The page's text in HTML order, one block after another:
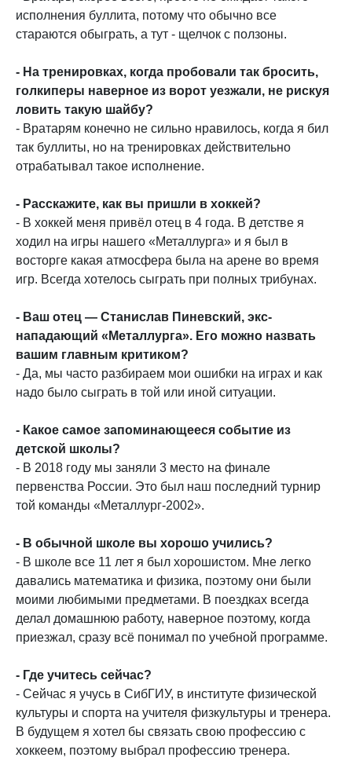
исполнения буллита, потому что обычно все
стараются обыграть, а тут - щелчок с ползоны.
- На тренировках, когда пробовали так бросить,
голкиперы наверное из ворот уезжали, не рискуя
ловить такую шайбу?
- Вратарям конечно не сильно нравилось, когда я бил
так буллиты, но на тренировках действительно
отрабатывал такое исполнение.
- Расскажите, как вы пришли в хоккей?
- В хоккей меня привёл отец в 4 года. В детстве я
ходил на игры нашего «Металлурга» и я был в
восторге какая атмосфера была на арене во время
игр. Всегда хотелось сыграть при полных трибунах.
- Ваш отец — Станислав Пиневский, экс-
нападающий «Металлурга». Его можно назвать
вашим главным критиком?
- Да, мы часто разбираем мои ошибки на играх и как
надо было сыграть в той или иной ситуации.
- Какое самое запоминающееся событие из
детской школы?
- В 2018 году мы заняли 3 место на финале
первенства России. Это был наш последний турнир
той команды «Металлург-2002».
- В обычной школе вы хорошо учились?
- В школе все 11 лет я был хорошистом. Мне легко
давались математика и физика, поэтому они были
моими любимыми предметами. В поездках всегда
делал домашнюю работу, наверное поэтому, когда
приезжал, сразу всё понимал по учебной программе.
- Где учитесь сейчас?
- Сейчас я учусь в СибГИУ, в институте физической
культуры и спорта на учителя физкультуры и тренера.
В будущем я хотел бы связать свою профессию с
хоккеем, поэтому выбрал профессию тренера.